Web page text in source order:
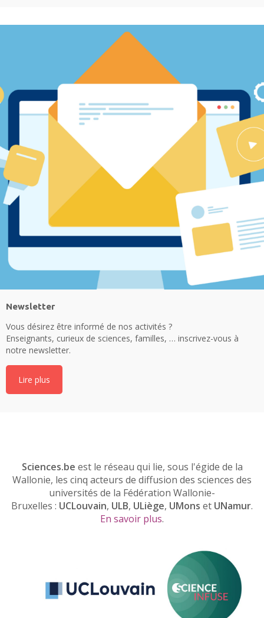
Newsletter
Vous désirez être informé de nos activités ?
Enseignants, curieux de sciences, familles, … inscrivez-vous à
notre newsletter.
Lire plus
Sciences.be est le réseau qui lie, sous l'égide de la
Wallonie, les cinq acteurs de diffusion des sciences des
universités de la Fédération Wallonie-
Bruxelles : UCLouvain, ULB, ULiège, UMons et UNamur.
En savoir plus.